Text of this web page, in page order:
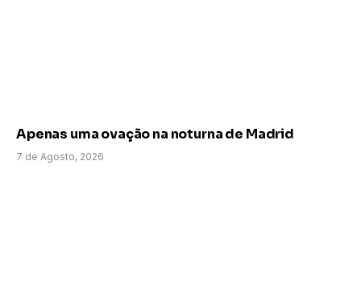
Apenas uma ovação na noturna de Madrid
7 de Agosto, 2026